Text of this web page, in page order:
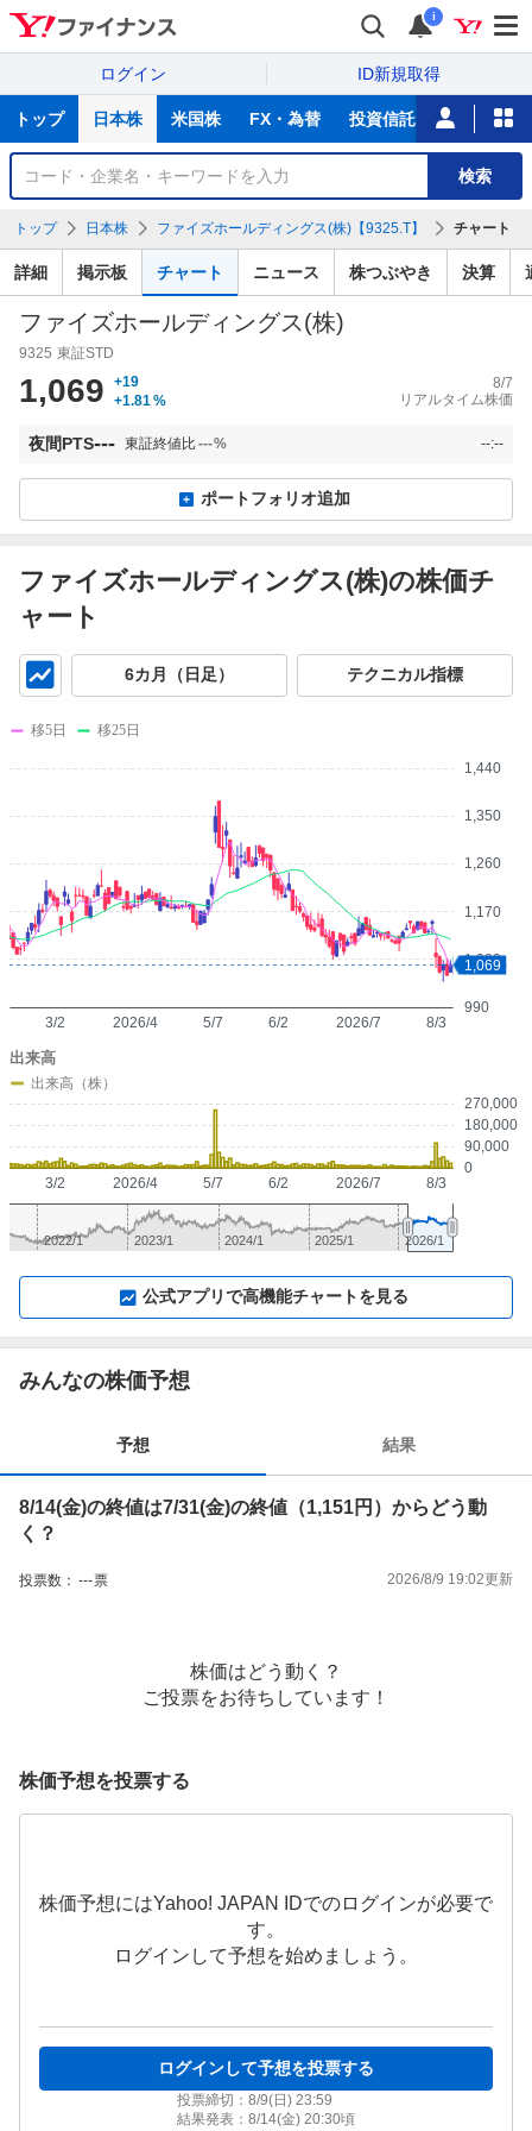
i
ログイン ID新規取得
サ
トップ 日本株 米国株 FX・為替 投資信託 ニュース
銘
検
索
検索
トップ 日本株 ファイズホールディングス(株)【9325.T】 チャート
詳細 掲示板 チャート ニュース 株つぶやき 決算
ファイズホールディングス(株)
9325 東証STD
1,069
+19
+1.81 %
8/7
リアルタイム株価
夜間PTS--- 東証終値比---% --:--
ポートフォリオ追加
ファイズホールディングス(株)の株価チ
ャート
6カ月（日足） テクニカル指標
990
1,080
1,170
1,260
1,350
1,440
2026/4 2026/7
3/2 5/7 6/2 8/3
1,069
移5日 移25日
0
90,000
180,000
270,000
2026/4 2026/7
3/2 5/7 6/2 8/3
出来高
出来高（株）
2023/1 2025/1
2022/1 2024/1 2026/1
公式アプリで高機能チャートを見る
みんなの株価予想
予想 結果
8/14(金)の終値は7/31(金)の終値（1,151円）からどう動
く？
投票数： ---票 2026/8/9 19:02更新
株価はどう動く？
ご投票をお待ちしています！
株価予想を投票する
株価予想にはYahoo! JAPAN IDでのログインが必要で
す。
ログインして予想を始めましょう。
ログインして予想を投票する
投票締切： 8/9(日) 23:59
結果発表： 8/14(金) 20:30頃